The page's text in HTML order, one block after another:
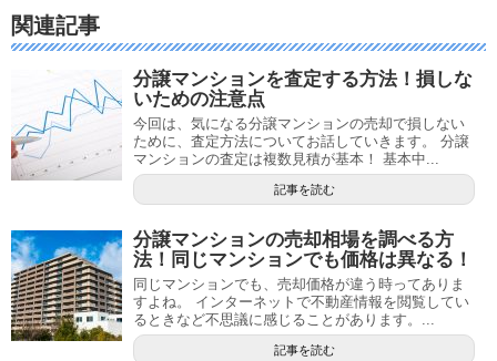
関連記事
分譲マンションを査定する方法！損しな
いための注意点
今回は、気になる分譲マンションの売却で損しない
ために、査定方法についてお話していきます。 分譲
マンションの査定は複数見積が基本！ 基本中...
記事を読む
分譲マンションの売却相場を調べる方
法！同じマンションでも価格は異なる！
同じマンションでも、売却価格が違う時ってありま
すよね。 インターネットで不動産情報を閲覧してい
るときなど不思議に感じることがあります。...
記事を読む